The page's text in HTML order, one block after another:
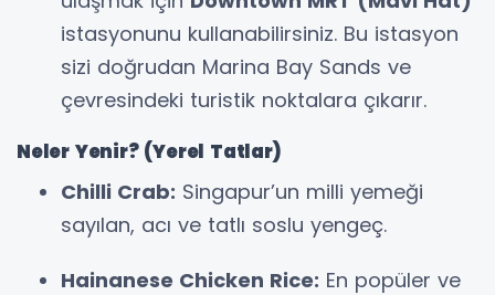
istasyonunu kullanabilirsiniz. Bu istasyon
sizi doğrudan Marina Bay Sands ve
çevresindeki turistik noktalara çıkarır.
Neler Yenir? (Yerel Tatlar)
Chilli Crab: Singapur’un milli yemeği
sayılan, acı ve tatlı soslu yengeç.
Hainanese Chicken Rice: En popüler ve